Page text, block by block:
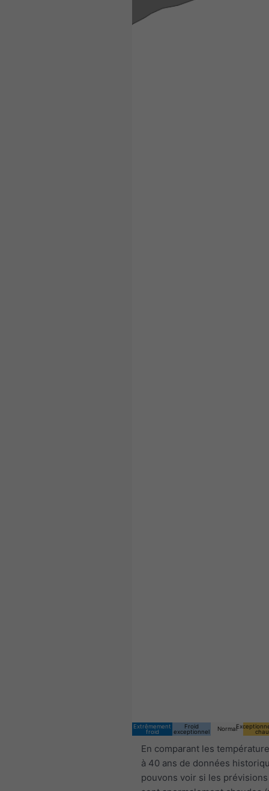
Extrêmement
froid
Froid
exceptionnel
Normal
En comparant les
à 40 ans de données
pouvons voir si les